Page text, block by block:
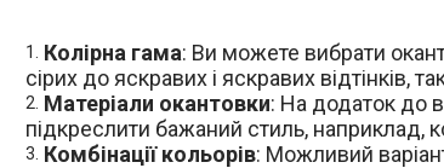
Колірна гама: Ви можете вибрати
сірих до яскравих і яскравих відтінків,
Матеріали окантовки: На додаток до
підкреслити бажаний стиль, наприклад,
Комбінації кольорів: Можливий